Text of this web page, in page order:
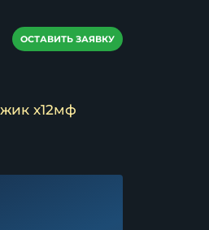
ОСТАВИТЬ ЗАЯВКУ
х12мф